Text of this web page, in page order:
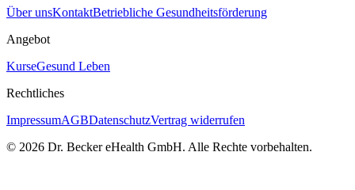
Über unsKontaktBetriebliche Gesundheitsförderung
Angebot
KurseGesund Leben
Rechtliches
ImpressumAGBDatenschutzVertrag widerrufen
© 2026 Dr. Becker eHealth GmbH. Alle Rechte vorbehalten.